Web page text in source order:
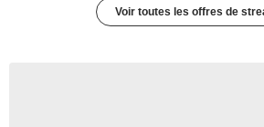
Voir toutes les offres de